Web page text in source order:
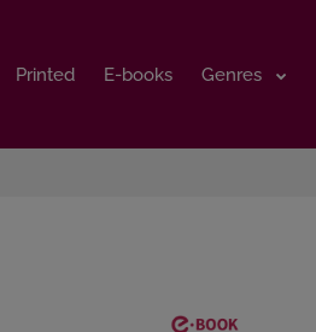
Printed E-books Genres
Printed E-books Genres